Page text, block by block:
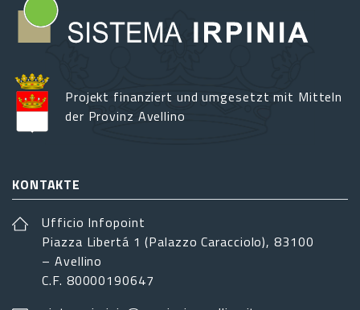
Projekt finanziert und umgesetzt mit Mitteln
der Provinz Avellino
KONTAKTE
Ufficio Infopoint
Piazza Libertá 1 (Palazzo Caracciolo), 83100
– Avellino
C.F. 80000190647